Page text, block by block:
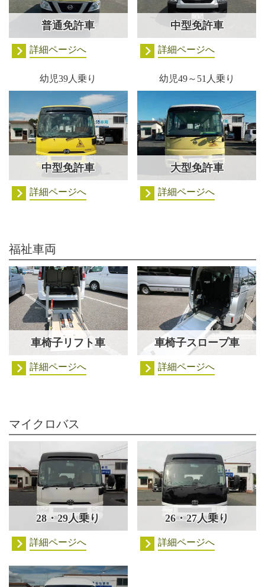
普通免許車
詳細ページへ
中型免許車
詳細ページへ
幼児39人乗り
中型免許車
詳細ページへ
幼児49～51人乗り
大型免許車
詳細ページへ
福祉車両
車椅子リフト車
詳細ページへ
車椅子スロープ車
詳細ページへ
マイクロバス
28・29人乗り
詳細ページへ
26・27人乗り
詳細ページへ